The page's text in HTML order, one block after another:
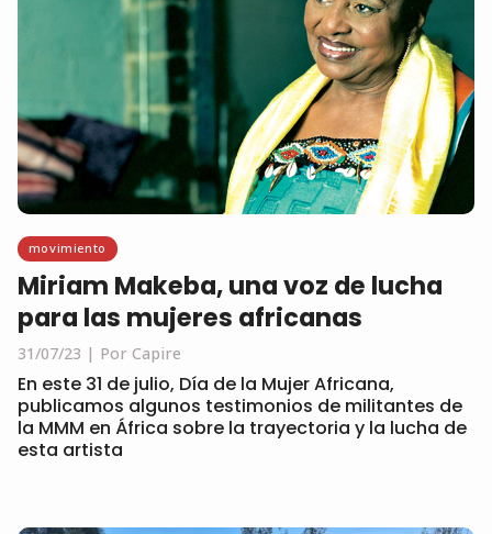
movimiento
Miriam Makeba, una voz de lucha
para las mujeres africanas
31/07/23 Por Capire
En este 31 de julio, Día de la Mujer Africana,
publicamos algunos testimonios de militantes de
la MMM en África sobre la trayectoria y la lucha de
esta artista